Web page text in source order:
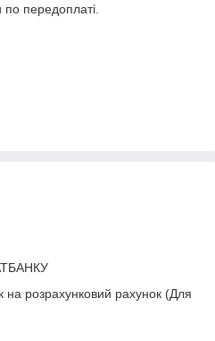
по передоплаті.
на розрахунковий рахунок (Для